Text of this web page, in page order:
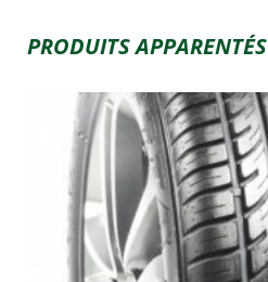
PRODUITS APPARENTÉS